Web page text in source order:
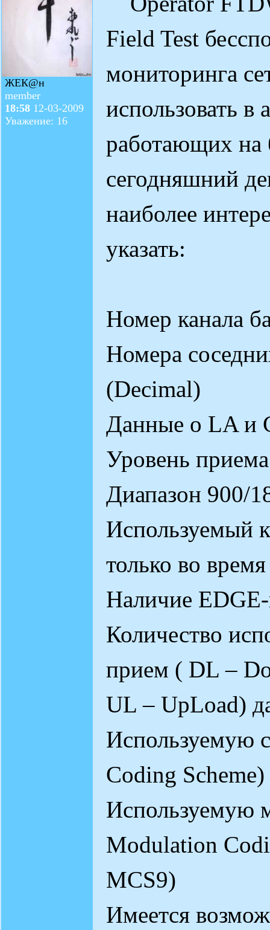
ЖЕК@н
member
18:58 12-03-2009
Уважение: 16
Field Test
мониторинга
использовать в
работающих на
сегодняшний
наиболее
указать:
Номер канала
Номера
(Decimal)
Данные о LA и
Уровень
Диапазон 900/
Используемый
только во
Наличие
Количество
прием ( DL –
UL – UpLoad)
Используемую
Coding Scheme)
Используемую
Modulation
MCS9)
Имеется